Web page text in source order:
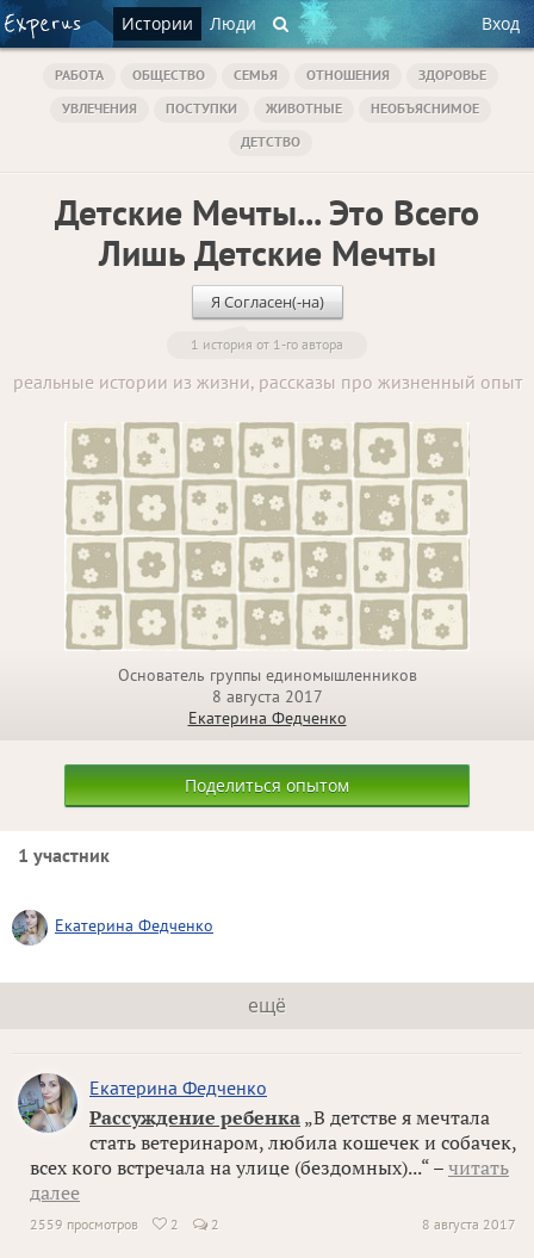
Истории Люди Вход
РАБОТА ОБЩЕСТВО СЕМЬЯ ОТНОШЕНИЯ
ЗДОРОВЬЕ
УВЛЕЧЕНИЯ
ПОСТУПКИ ЖИВОТНЫЕ
НЕОБЪЯСНИМОЕ
ДЕТСТВО
Детские Мечты... Это Всего
Лишь Детские Мечты
Я Согласен(-на)
1 история от 1-го автора
реальные истории из жизни, рассказы про жизненный опыт
Основатель группы единомышленников
8 августа 2017
Екатерина Федченко
Поделиться опытом
1 участник
Екатерина Федченко
ещё
Екатерина Федченко
Рассуждение ребенка „В детстве я мечтала
стать ветеринаром, любила кошечек и собачек,
всех кого встречала на улице (бездомных)...“ – читать
далее
8 августа 2017
2559 просмотров  2 2